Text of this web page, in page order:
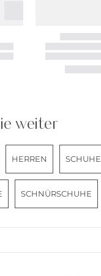
weiter
HERREN SCHUHE
SCHNÜRSCHUHE